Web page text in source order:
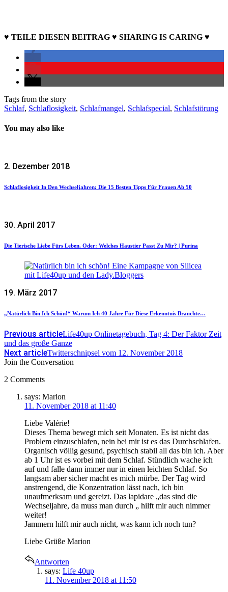
♥ TEILE DIESEN BEITRAG ♥ SHARING IS CARING ♥
Tags from the story
Schlaf, Schlaflosigkeit, Schlafmangel, Schlafspecial, Schlafstörung
You may also like
2. Dezember 2018
Schlaflosigkeit In Den Wechseljahren: Die 15 Besten Tipps Für Frauen Ab 50
30. April 2017
Die Tierische Liebe Fürs Leben. Oder: Welches Haustier Passt Zu Mir? | Purina
19. März 2017
„Natürlich Bin Ich Schön!“ Warum Ich 40 Jahre Für Diese Erkenntnis Brauchte…
Previous articleLife40up Onlinetagebuch, Tag 4: Der Faktor Zeit
und das große Ganze
Next articleTwitterschnipsel vom 12. November 2018
Join the Conversation
2 Comments
says: Marion
11. November 2018 at 11:40
Liebe Valérie!
Dieses Thema bewegt mich seit Monaten. Es ist nicht das
Problem einzuschlafen, nein bei mir ist es das Durchschlafen.
Organisch völlig gesund, psychisch stabil all das bin ich. Aber
ab 1 Uhr ist es vorbei mit dem Schlaf. Stündlich wache ich
auf und falle dann immer nur in einen leichten Schlaf. So
langsam aber sicher macht es mich mürbe. Der Tag wird
anstrengend, die Konzentration lässt nach, ich bin
unaufmerksam und gereizt. Das lapidare „das sind die
Wechseljahre, da muss man durch „ hilft mir auch nimmer
weiter!
Jammern hilft mir auch nicht, was kann ich noch tun?
Liebe Grüße Marion
Antworten
says: Life 40up
11. November 2018 at 11:50